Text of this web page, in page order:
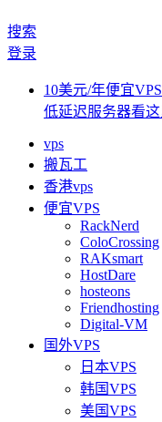
搜索
登录
10美元/年便宜
低延迟服务器看
vps
搬瓦工
香港vps
便宜VPS
RackNerd
ColoCrossing
RAKsmart
HostDare
hosteons
Friendhosting
Digital-VM
国外VPS
日本VPS
韩国VPS
美国VPS